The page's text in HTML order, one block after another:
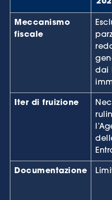
Meccanismo
fiscale
dai
Iter di fruizione
Documentazione